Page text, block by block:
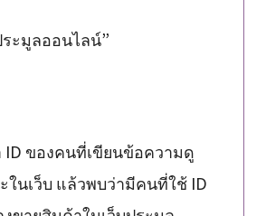
ะมูลออนไลน์”
ของคนที่เขียนข้อความดู
นเว็บ แล้วพบว่ามีคนที่ใช้ ID